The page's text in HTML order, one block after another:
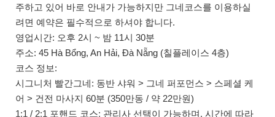
주하고 있어 바로 안내가 가능하지만 그네코스를 이용하실
려면 예약은 필수적으로 하셔야 합니다.
영업시간: 오후 2시 ~ 밤 11시 30분
주소: 45 Hà Bổng, An Hải, Đà Nẵng (칠플레이스 4층)
코스 정보:
시그니처 빨간그네: 동반 샤워 > 그네 퍼포먼스 > 스페셜 케
어 > 건전 마사지 60분 (350만동 / 약 22만원)
1:1 / 2:1 포핸드 코스: 관리사 선택이 가능하며, 시간에 따라